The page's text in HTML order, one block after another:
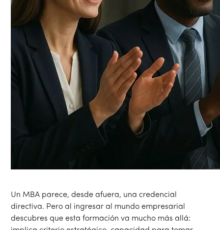
Un MBA parece, desde afuera, una credencial
directiva. Pero al ingresar al mundo empresarial
descubres que esta formación va mucho más allá: